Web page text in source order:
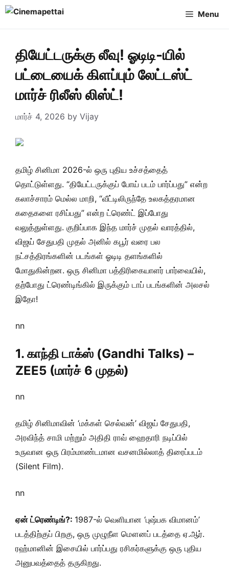
Skip
Menu
தியேட்டருக்கு லீவு! ஓடிடி-யில்
பட்டையைக் கிளப்பும் லேட்டஸ்ட்
மார்ச் ரிலீஸ் லிஸ்ட்!
மார்ச் 4, 2026 by Vijay
தமிழ் சினிமா 2026-ல் ஒரு புதிய உச்சத்தைத்
தொட்டுள்ளது. “தியேட்டருக்குப் போய் படம் பார்ப்பது” என்ற
கலாச்சாரம் மெல்ல மாறி, “வீட்டிலிருந்தே உலகத்தரமான
கதைகளை ரசிப்பது” என்ற ட்ரெண்ட் இப்போது
வலுத்துள்ளது. குறிப்பாக இந்த மார்ச் முதல் வாரத்தில்,
விஜய் சேதுபதி முதல் அனில் கபூர் வரை பல
நட்சத்திரங்களின் படங்கள் ஓடிடி தளங்களில்
மோதுகின்றன. ஒரு சினிமா பத்திரிகையாளர் பார்வையில்,
தற்போது ட்ரெண்டிங்கில் இருக்கும் டாப் படங்களின் அலசல்
இதோ!
nn
1. காந்தி டாக்ஸ் (Gandhi Talks) –
ZEE5 (மார்ச் 6 முதல்)
nn
தமிழ் சினிமாவின் ‘மக்கள் செல்வன்’ விஜய் சேதுபதி,
அரவிந்த் சாமி மற்றும் அதிதி ராவ் ஹைதாரி நடிப்பில்
உருவான ஒரு பிரம்மாண்டமான வசனமில்லாத் திரைப்படம்
(Silent Film).
nn
ஏன் ட்ரெண்டிங்?: 1987-ல் வெளியான ‘புஷ்பக விமானம்’
படத்திற்குப் பிறகு, ஒரு முழுநீள மௌனப் படத்தை ஏ.ஆர்.
ரஹ்மானின் இசையில் பார்ப்பது ரசிகர்களுக்கு ஒரு புதிய
அனுபவத்தைத் தருகிறது.